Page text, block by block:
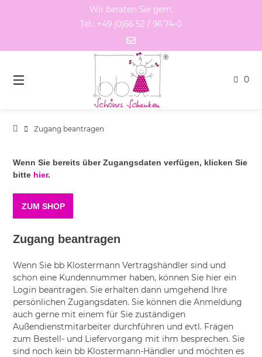
Wir beraten Sie gern.
Tel.: +49 (0)66 52 / 96 74-0
0
Zugang beantragen
Wenn Sie bereits über Zugangsdaten verfügen, klicken Sie
bitte hier.
ZUM SHOP
Zugang beantragen
Wenn Sie bb Klostermann Vertragshändler sind und
schon eine Kundennummer haben, können Sie hier ein
Login beantragen. Sie erhalten dann umgehend Ihre
persönlichen Zugangsdaten. Sie können die Anmeldung
auch gerne mit einem für Sie zuständigen
Außendienstmitarbeiter durchführen und evtl. Fragen
zum Bestell- und Liefervorgang mit ihm besprechen. Sie
sind noch kein bb Klostermann-Händler und möchten es